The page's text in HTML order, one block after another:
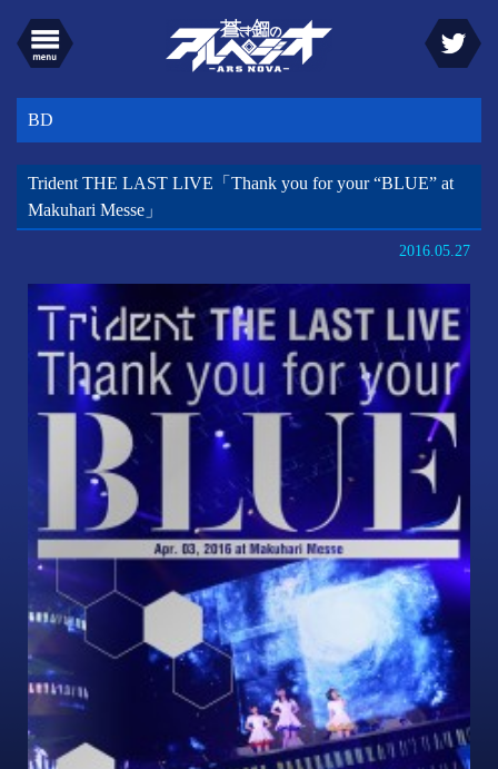
BD
Trident THE LAST LIVE「Thank you for your “BLUE” at
Makuhari Messe」
2016.05.27